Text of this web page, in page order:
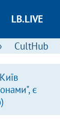
LB.LIVE
CultHub
є